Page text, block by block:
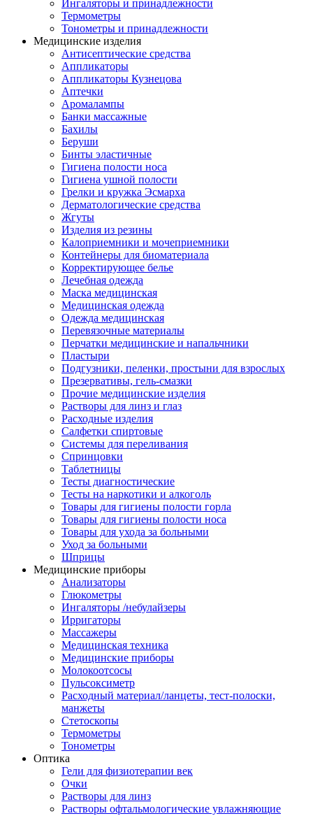
Ингаляторы и принадлежности
Термометры
Тонометры и принадлежности
Медицинские изделия
Антисептические средства
Аппликаторы
Аппликаторы Кузнецова
Аптечки
Аромалампы
Банки массажные
Бахилы
Беруши
Бинты эластичные
Гигиена полости носа
Гигиена ушной полости
Грелки и кружка Эсмарха
Дерматологические средства
Жгуты
Изделия из резины
Калоприемники и мочеприемники
Контейнеры для биоматериала
Корректирующее белье
Лечебная одежда
Маска медицинская
Медицинская одежда
Одежда медицинская
Перевязочные материалы
Перчатки медицинские и напальчники
Пластыри
Подгузники, пеленки, простыни для взрослых
Презервативы, гель-смазки
Прочие медицинские изделия
Растворы для линз и глаз
Расходные изделия
Салфетки спиртовые
Системы для переливания
Спринцовки
Таблетницы
Тесты диагностические
Тесты на наркотики и алкоголь
Товары для гигиены полости горла
Товары для гигиены полости носа
Товары для ухода за больными
Уход за больными
Шприцы
Медицинские приборы
Анализаторы
Глюкометры
Ингаляторы /небулайзеры
Ирригаторы
Массажеры
Медицинская техника
Медицинские приборы
Молокоотсосы
Пульсоксиметр
Расходный материал/ланцеты, тест-полоски,
манжеты
Стетоскопы
Термометры
Тонометры
Оптика
Гели для физиотерапии век
Очки
Растворы для линз
Растворы офтальмологические увлажняющие